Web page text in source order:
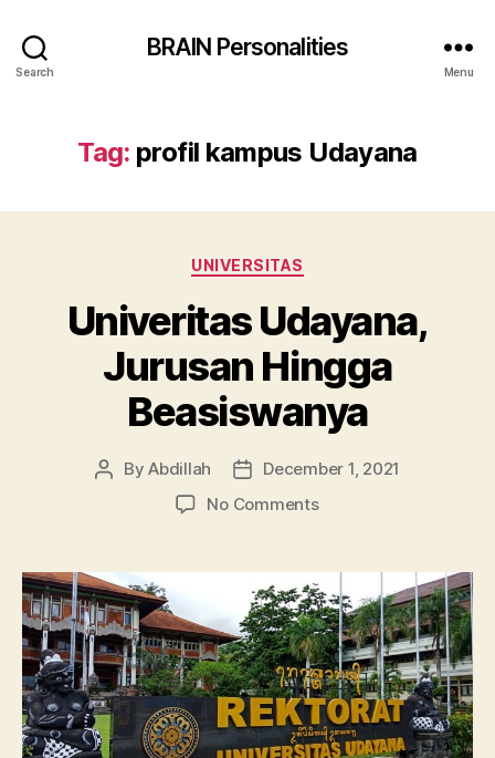
Search
BRAIN Personalities
Menu
Tag: profil kampus Udayana
Categories
UNIVERSITAS
Univeritas Udayana,
Jurusan Hingga
Beasiswanya
PostByAbdillah
Post
date
December 1, 2021
No Commentson
Jurusan
Hingga
Beasiswanya